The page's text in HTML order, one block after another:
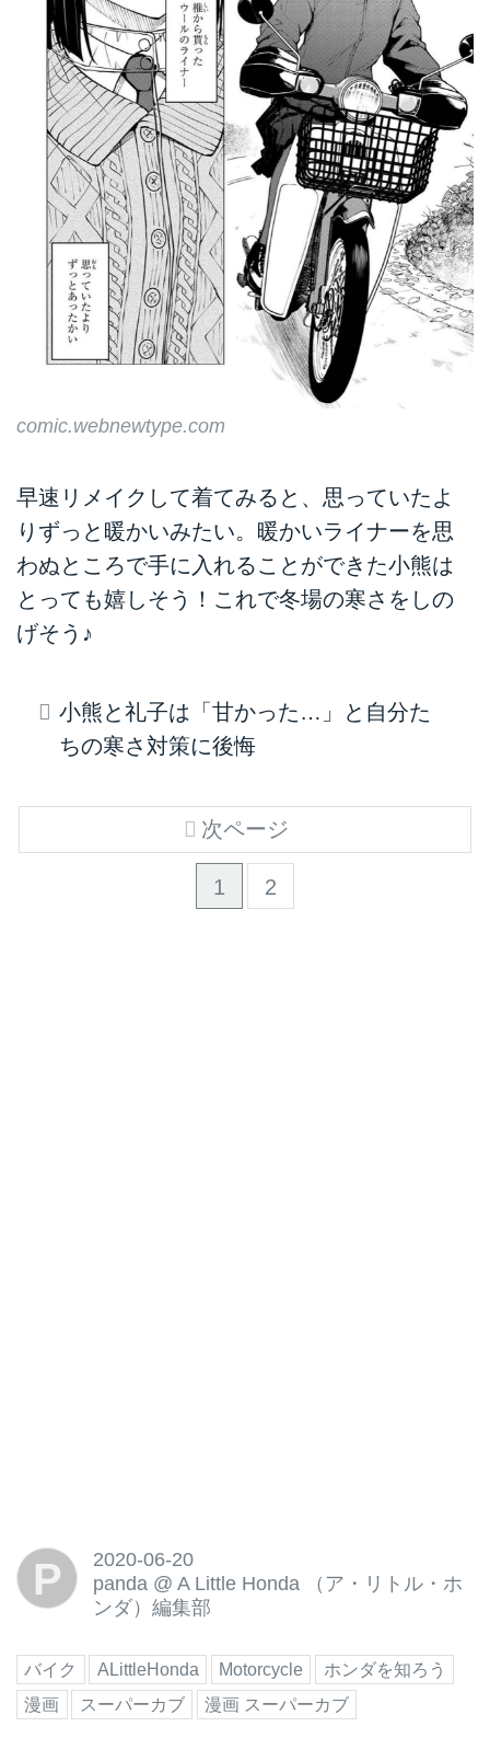
comic.webnewtype.com
早速リメイクして着てみると、思っていたよ
りずっと暖かいみたい。暖かいライナーを思
わぬところで手に入れることができた小熊は
とっても嬉しそう！これで冬場の寒さをしの
げそう♪
小熊と礼子は「甘かった…」と自分た
ちの寒さ対策に後悔
1 2
次ページ
P
2020-06-20
panda @ A Little Honda （ア・リトル・ホ
ンダ）編集部
バイク ALittleHonda Motorcycle
ホンダを知ろう
漫画
スーパーカブ 漫画 スーパーカブ